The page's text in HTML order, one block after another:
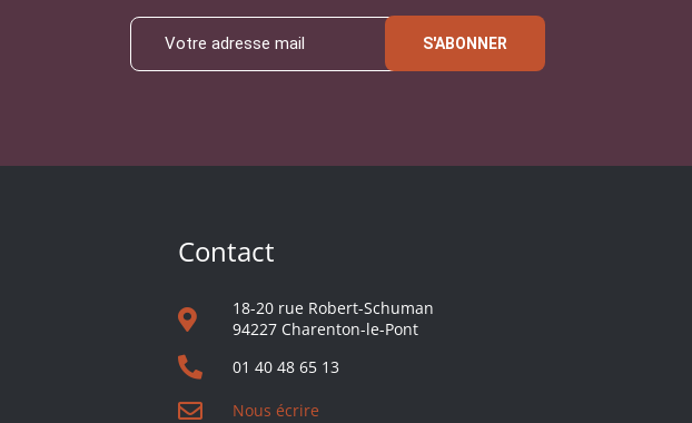
S'ABONNER
Contact
18-20 rue Robert-Schuman
94227 Charenton-le-Pont
01 40 48 65 13
Nous écrire